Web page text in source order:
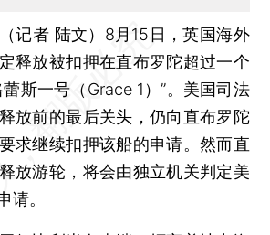
记者 陆文） 8月15日，英国海外
释放被扣押在直布罗陀超过一个
蕾斯一号（Grace 1）”。美国司法
放前的最后关头，仍向直布罗陀
求继续扣押该船的申请。然而直
放游轮，将会由独立机关判定美
请。